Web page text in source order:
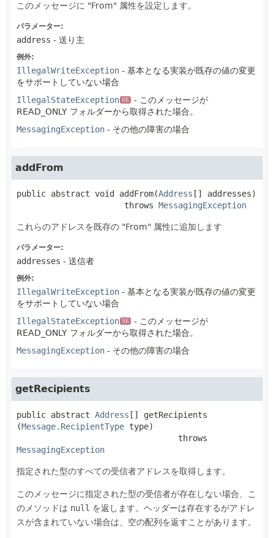
このメッセージに "From" 属性を設定します。
パラメーター:
address - 送り主
例外:
IllegalWriteException - 基本となる実装が既存の値の変更
をサポートしていない場合
IllegalStateException SE
- このメッセージが
READ_ONLY フォルダーから取得された場合。
MessagingException - その他の障害の場合
addFrom
public abstract void addFrom(Address [] addresses)
                      throws
MessagingException
これらのアドレスを既存の "From" 属性に追加します
パラメーター:
addresses - 送信者
例外:
IllegalWriteException - 基本となる実装が既存の値の変更
をサポートしていない場合
IllegalStateException SE
- このメッセージが
READ_ONLY フォルダーから取得された場合。
MessagingException - その他の障害の場合
getRecipients
public abstract Address []
getRecipients
(Message.RecipientType type)
                                 throws
MessagingException
指定された型のすべての受信者アドレスを取得します。
このメッセージに指定された型の受信者が存在しない場合、こ
のメソッドは null を返します。ヘッダーは存在するがアドレ
スが含まれていない場合は、空の配列を返すことがあります。